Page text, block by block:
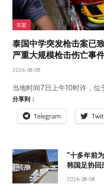
东盟
泰国中学突发枪击案已
严重大规模枪击伤亡事
2026-08-08
当地时间7日上午10时许，位
分享到：
Telegram
“十多年前
韩国足协回
2026-08-08